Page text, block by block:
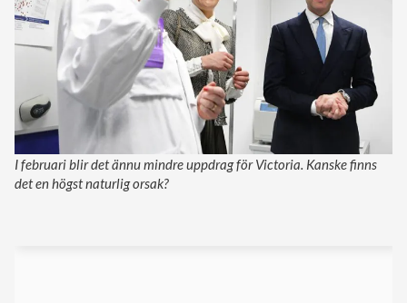
I februari blir det ännu mindre uppdrag för Victoria. Kanske finns
det en högst naturlig orsak?